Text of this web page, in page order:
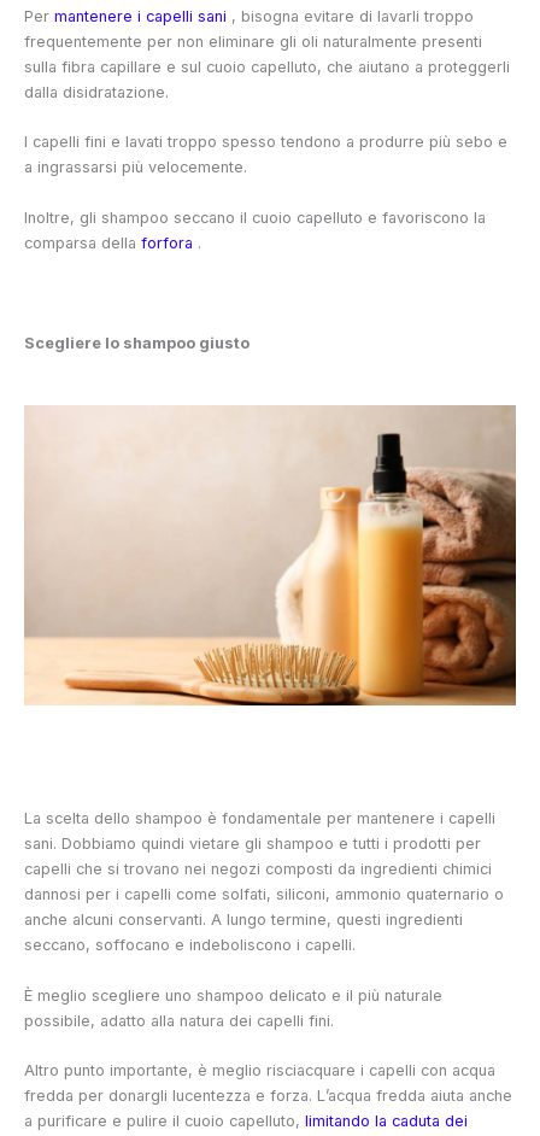
Per mantenere i capelli sani , bisogna evitare di lavarli troppo
frequentemente per non eliminare gli oli naturalmente presenti
sulla fibra capillare e sul cuoio capelluto, che aiutano a proteggerli
dalla disidratazione.
I capelli fini e lavati troppo spesso tendono a produrre più sebo e
a ingrassarsi più velocemente.
Inoltre, gli shampoo seccano il cuoio capelluto e favoriscono la
comparsa della forfora .
Scegliere lo shampoo giusto
La scelta dello shampoo è fondamentale per mantenere i capelli
sani. Dobbiamo quindi vietare gli shampoo e tutti i prodotti per
capelli che si trovano nei negozi composti da ingredienti chimici
dannosi per i capelli come solfati, siliconi, ammonio quaternario o
anche alcuni conservanti. A lungo termine, questi ingredienti
seccano, soffocano e indeboliscono i capelli.
È meglio scegliere uno shampoo delicato e il più naturale
possibile, adatto alla natura dei capelli fini.
Altro punto importante, è meglio risciacquare i capelli con acqua
fredda per donargli lucentezza e forza. L’acqua fredda aiuta anche
a purificare e pulire il cuoio capelluto, limitando la caduta dei